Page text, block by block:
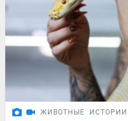
ЖИВОТНЫЕ ИСТОРИИ